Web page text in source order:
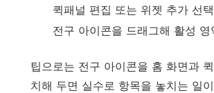
퀵패널 편집 또는 위젯 추가 선택
전구 아이콘을 드래그해 활성 영
팁으로는 전구 아이콘을 홈 화면과
치해 두면 실수로 항목을 놓치는 일